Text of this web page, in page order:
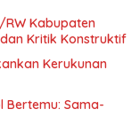
RW Kabupaten
Kritik Konstruktif
Kerukunan
Bertemu: Sama-